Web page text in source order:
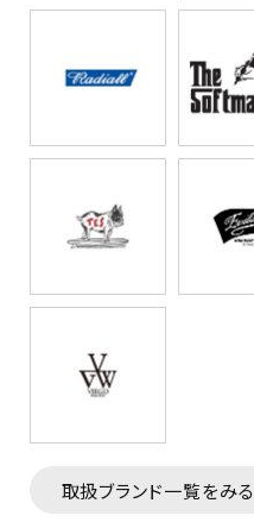
取扱ブランド一覧をみる